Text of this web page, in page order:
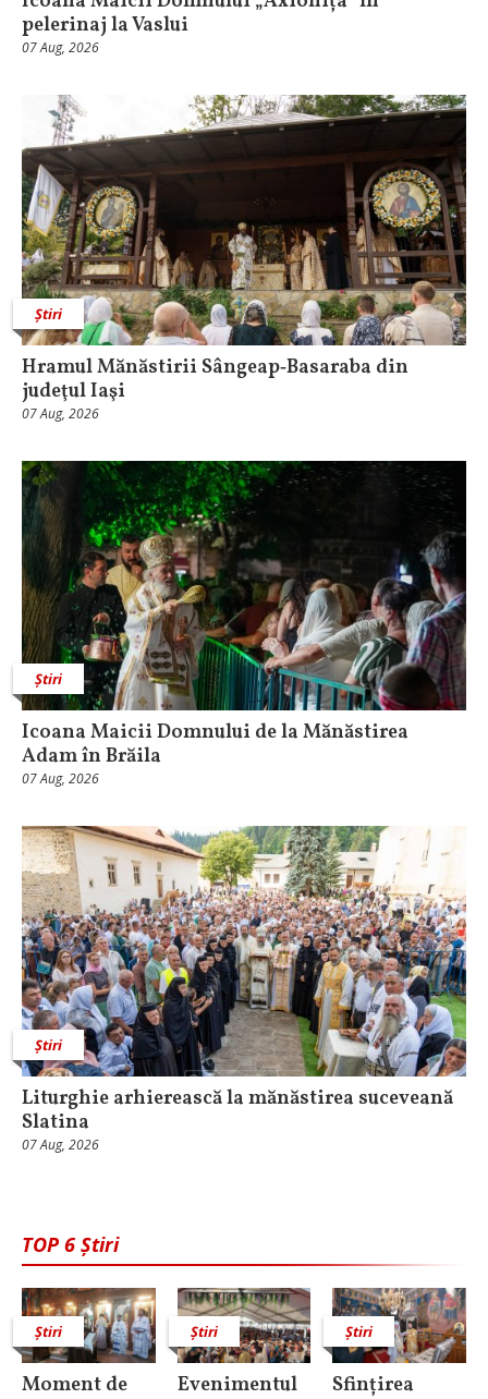
pelerinaj la Vaslui
07 Aug, 2026
Știri
Hramul Mănăstirii Sângeap‑Basaraba din
judeţul Iaşi
07 Aug, 2026
Știri
Icoana Maicii Domnului de la Mănăstirea
Adam în Brăila
07 Aug, 2026
Știri
Liturghie arhierească la mănăstirea suceveană
Slatina
07 Aug, 2026
TOP 6 Știri
Știri
Moment de
Știri
Evenimentul
Știri
Sfințirea